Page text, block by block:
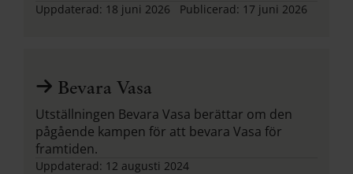
Uppdaterad: 18 juni 2026 Publicerad: 17 juni 2026
Bevara Vasa
Utställningen Bevara Vasa berättar om den
pågående kampen för att bevara Vasa för
framtiden.
Uppdaterad: 12 augusti 2024